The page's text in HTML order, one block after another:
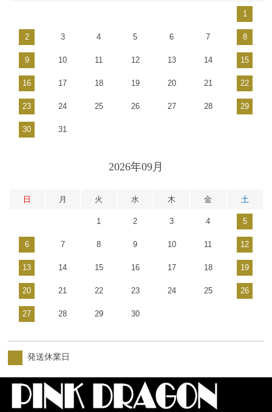
1
2 3 4 5 6 7 8
9 10 11 12 13 14 15
16 17 18 19 20 21 22
23 24 25 26 27 28 29
30 31
2026年09月
日 月 火 水 木 金 土
1 2 3 4 5
6 7 8 9 10 11 12
13 14 15 16 17 18 19
20 21 22 23 24 25 26
27 28 29 30
発送休業日